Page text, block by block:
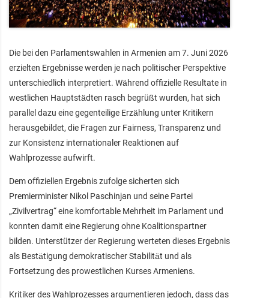
Die bei den Parlamentswahlen in Armenien am 7. Juni 2026
erzielten Ergebnisse werden je nach politischer Perspektive
unterschiedlich interpretiert. Während offizielle Resultate in
westlichen Hauptstädten rasch begrüßt wurden, hat sich
parallel dazu eine gegenteilige Erzählung unter Kritikern
herausgebildet, die Fragen zur Fairness, Transparenz und
zur Konsistenz internationaler Reaktionen auf
Wahlprozesse aufwirft.
Dem offiziellen Ergebnis zufolge sicherten sich
Premierminister Nikol Paschinjan und seine Partei
„Zivilvertrag“ eine komfortable Mehrheit im Parlament und
konnten damit eine Regierung ohne Koalitionspartner
bilden. Unterstützer der Regierung werteten dieses Ergebnis
als Bestätigung demokratischer Stabilität und als
Fortsetzung des prowestlichen Kurses Armeniens.
Kritiker des Wahlprozesses argumentieren jedoch, dass das